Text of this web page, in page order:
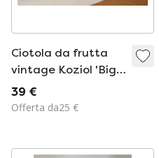
Ciotola da frutta
vintage Koziol 'Big
Apple' / Rara, blu
con gambo verde /
39 €
Offerta da25 €